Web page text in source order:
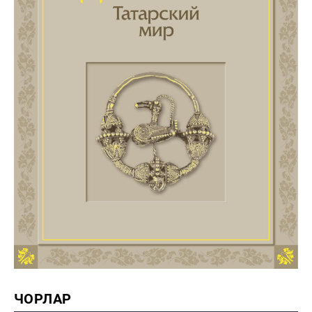
ЧОРЛАР